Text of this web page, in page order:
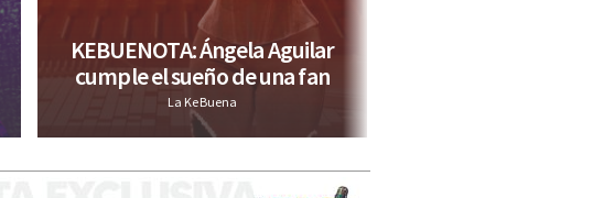
KEBUENOTA: Ángela Aguilar
cumple el sueño de una fan
La Ke Buena